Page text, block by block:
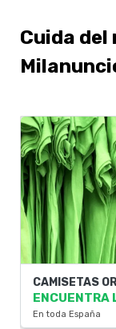
Cuida del
CAMISETAS
ENCUENTRA
En toda España